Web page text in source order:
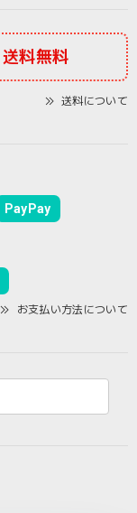
送料無料
送料について
PayPay
お支払い方法について